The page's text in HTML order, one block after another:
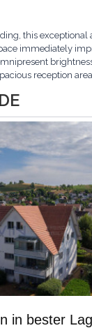
this exceptional
immediately
reception
greenery. The
offering...
in bester